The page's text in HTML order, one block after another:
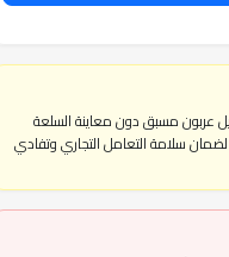
عربون مسبق دون معاينة السلعة
سلامة التعامل التجاري وتفادي